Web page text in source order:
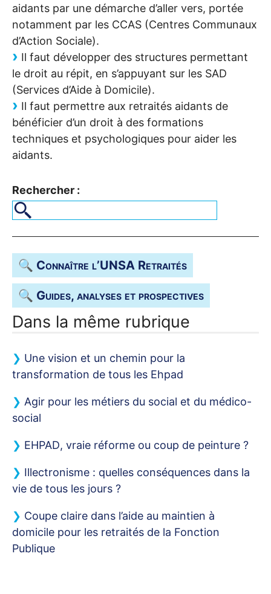
aidants par une démarche d’aller vers, portée
notamment par les CCAS (Centres Communaux
d’Action Sociale).
Il faut développer des structures permettant
le droit au répit, en s’appuyant sur les SAD
(Services d’Aide à Domicile).
Il faut permettre aux retraités aidants de
bénéficier d’un droit à des formations
techniques et psychologiques pour aider les
aidants.
Rechercher :
🔍 Connaître l’UNSA Retraités
🔍 Guides, analyses et prospectives
Dans la même rubrique
Une vision et un chemin pour la
transformation de tous les Ehpad
Agir pour les métiers du social et du médico-
social
EHPAD, vraie réforme ou coup de peinture ?
Illectronisme : quelles conséquences dans la
vie de tous les jours ?
Coupe claire dans l’aide au maintien à
domicile pour les retraités de la Fonction
Publique